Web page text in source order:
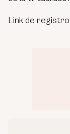
Link de